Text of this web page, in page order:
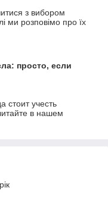
з вибором
ми розповімо про їх
просто, если
стоит учесть
в нашем